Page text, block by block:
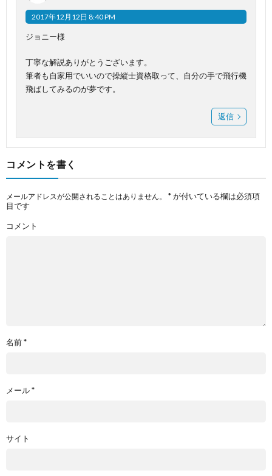
2017年12月12日 8:40 PM
ジョニー様
丁寧な解説ありがとうございます。
筆者も自家用でいいので操縦士資格取って、自分の手で飛行機
飛ばしてみるのが夢です。
返信
コメントを書く
メールアドレスが公開されることはありません。 *が付いている欄は必須項
目です
コメント
名前*
メール*
サイト